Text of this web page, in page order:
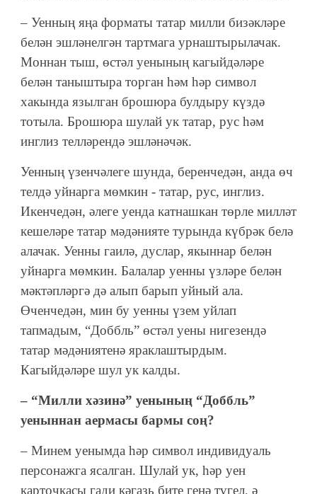
– Уенның яңа форматы татар милли бизәкләре
белән эшләнелгән тартмага урнаштырылачак.
Моннан тыш, өстәл уенының кагыйдәләре
белән таныштыра торган һәм һәр символ
хакында язылган брошюра булдыру күздә
тотыла. Брошюра шулай ук татар, рус һәм
инглиз телләрендә эшләнәчәк.
Уенның үзенчәлеге шунда, беренчедән, анда өч
телдә уйнарга мөмкин - татар, рус, инглиз.
Икенчедән, әлеге уенда катнашкан төрле милләт
кешеләре татар мәдәнияте турында күбрәк белә
алачак. Уенны гаилә, дуслар, якыннар белән
уйнарга мөмкин. Балалар уенны үзләре белән
мәктәпләргә дә алып барып уйный ала.
Өченчедән, мин бу уенны үзем уйлап
тапмадым, “Доббль” өстәл уены нигезендә
татар мәдәниятенә яраклаштырдым.
Кагыйдәләре шул ук калды.
– “Милли хәзинә” уенының “Доббль”
уеныннан аермасы бармы соң?
– Минем уенымда һәр символ индивидуаль
персонажга ясалган. Шулай ук, һәр уен
карточкасы гади кәгазь бите генә түгел, ә